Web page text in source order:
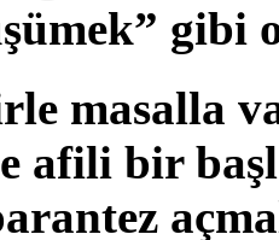
gibi
masalla
afili bir